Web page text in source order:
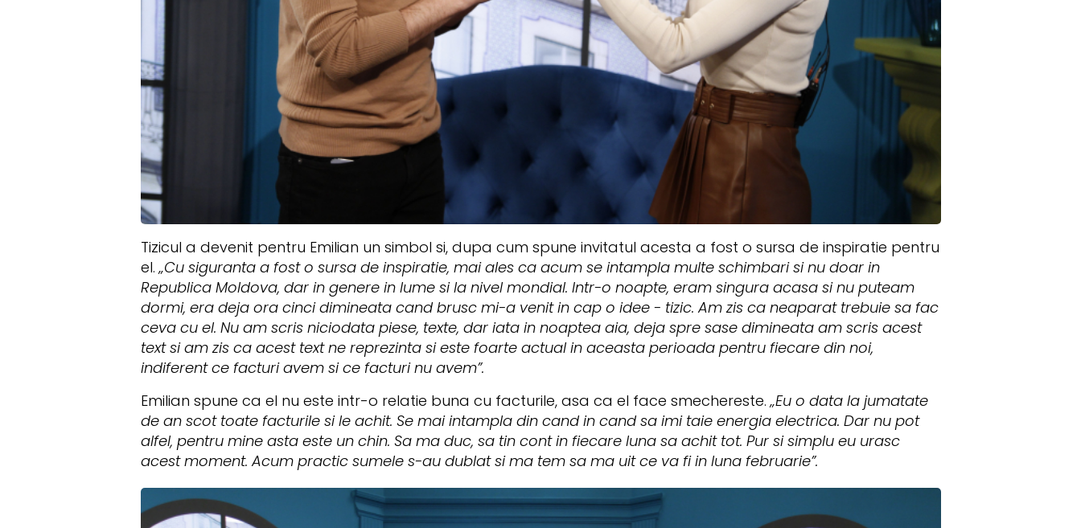
Tizicul a devenit pentru Emilian un simbol si, dupa cum spune invitatul acesta a fost o sursa de inspiratie pentru
el.„Cu siguranta a fost o sursa de inspiratie, mai ales ca acum se intampla multe schimbari si nu doar in
Republica Moldova, dar in genere in lume si la nivel mondial. Intr-o noapte, eram singura acasa si nu puteam
dormi, era deja ora cinci dimineata cand brusc mi-a venit in cap o idee - tizic. Am zis ca neaparat trebuie sa fac
ceva cu el. Nu am scris niciodata piese, texte, dar iata in noaptea aia, deja spre sase dimineata am scris acest
text si am zis ca acest text ne reprezinta si este foarte actual in aceasta perioada pentru fiecare din noi,
indiferent ce facturi avem si ce facturi nu avem”.
Emilian spune ca el nu este intr-o relatie buna cu facturile, asa ca el face smechereste.„Eu o data la jumatate
de an scot toate facturile si le achit. Se mai intampla din cand in cand sa imi taie energia electrica. Dar nu pot
alfel, pentru mine asta este un chin. Sa ma duc, sa tin cont in fiecare luna sa achit tot. Pur si simplu eu urasc
acest moment. Acum practic sumele s-au dublat si ma tem sa ma uit ce va fi in luna februarie”.